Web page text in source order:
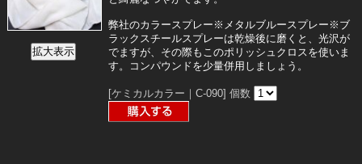
弊社のカラースプレー※メタルブルースプレー※ブ
ラックスチールスプレーは乾燥後に磨くと、光沢が
でますが、その際もこのポリッシュクロスを使いま
す。コンパウンドを少量併用しましょう。
[ケミカルカラー｜C-090] 個数